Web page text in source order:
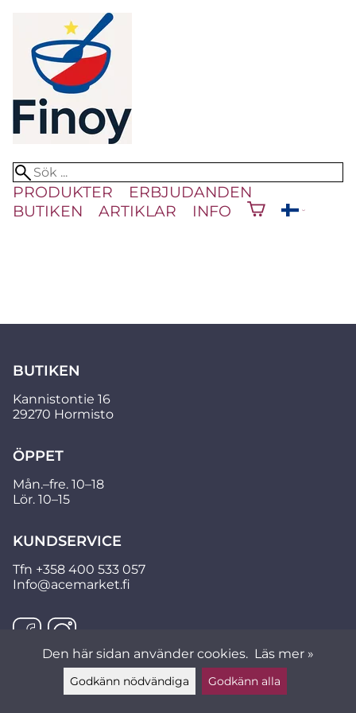
Lämna ett meddelande ▲
PRODUKTER
ERBJUDANDEN
BUTIKEN
ARTIKLAR INFO
BUTIKEN
Kannistontie 16
29270 Hormisto
ÖPPET
Mån.–fre. 10–18
Lör. 10–15
KUNDSERVICE
Tfn +358 400 533 057
Info@acemarket.fi
Den här sidan använder cookies. Läs mer »
Godkänn nödvändiga Godkänn alla